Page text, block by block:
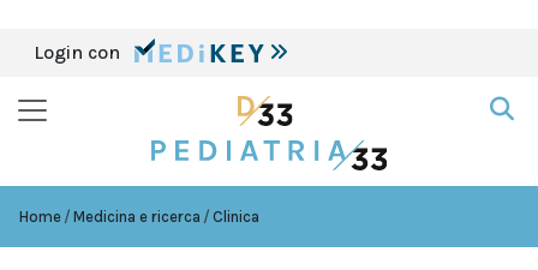
Login con
Home Medicina e ricerca Clinica